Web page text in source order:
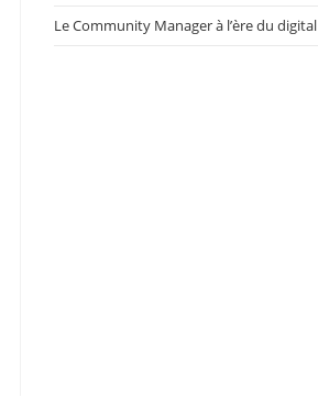
Le Community Manager à l’ère du digital